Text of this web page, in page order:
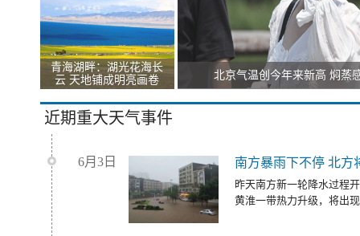
青海湖畔：湖光花海长
云 天地铺成明亮画卷
北京气温创今年来新高 焖蒸
近期重大天气事件
6月3日 南方暴雨下不停 北方
昨天南方新一轮降水过程
黄淮一带热力升级，将出